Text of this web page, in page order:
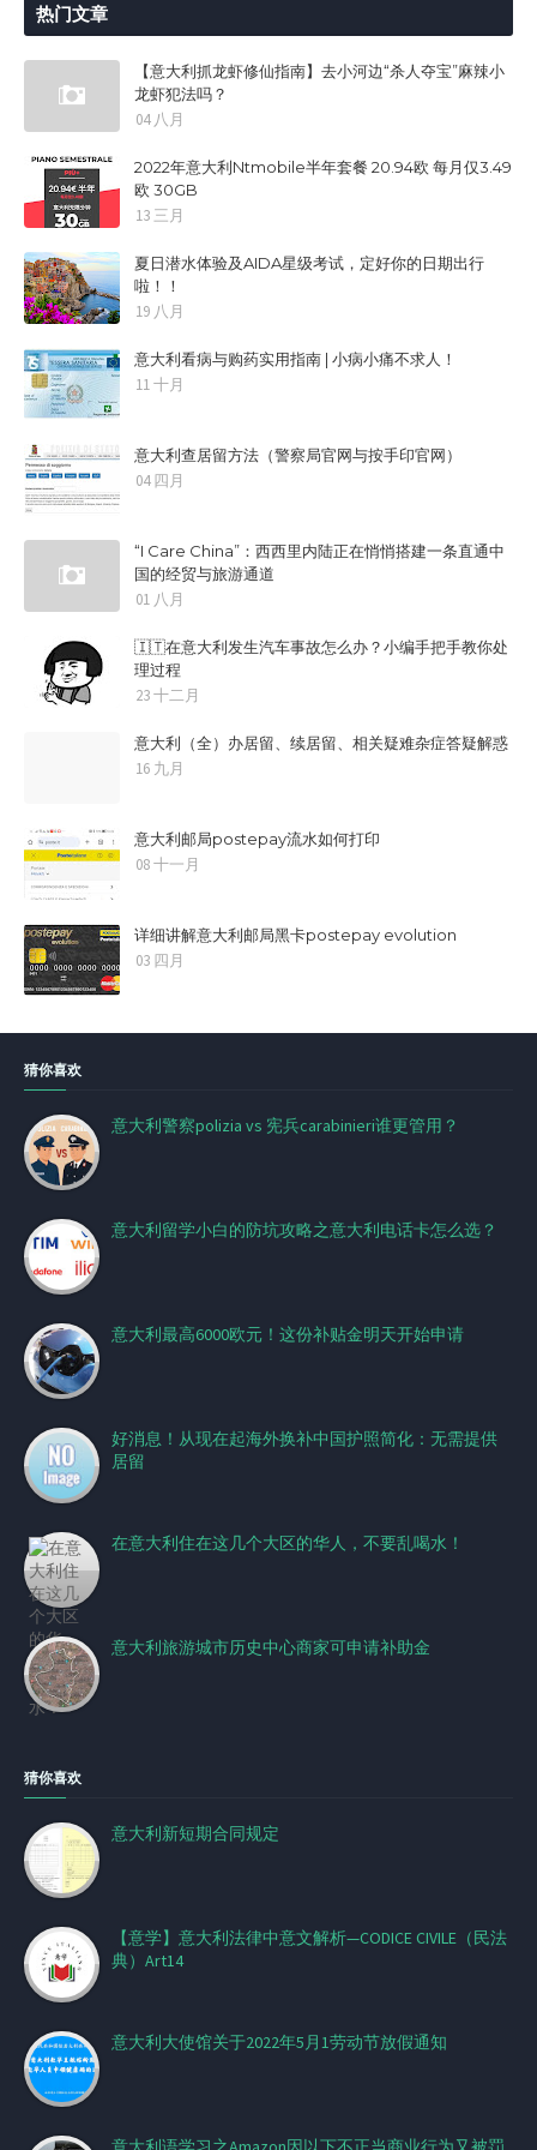
热门文章
【意大利抓龙虾修仙指南】去小河边“杀人夺宝”麻辣小
龙虾犯法吗？
04 八月
2022年意大利Ntmobile半年套餐 20.94欧 每月仅3.49
欧 30GB
13 三月
夏日潜水体验及AIDA星级考试，定好你的日期出行
啦！！
19 八月
意大利看病与购药实用指南 | 小病小痛不求人！
11 十月
意大利查居留方法（警察局官网与按手印官网）
04 四月
“I Care China”：西西里内陆正在悄悄搭建一条直通中
国的经贸与旅游通道
01 八月
🇮🇹在意大利发生汽车事故怎么办？小编手把手教你处
理过程
23 十二月
意大利（全）办居留、续居留、相关疑难杂症答疑解惑
16 九月
意大利邮局postepay流水如何打印
08 十一月
详细讲解意大利邮局黑卡postepay evolution
03 四月
猜你喜欢
意大利警察polizia vs 宪兵carabinieri谁更管用？
意大利留学小白的防坑攻略之意大利电话卡怎么选？
意大利最高6000欧元！这份补贴金明天开始申请
好消息！从现在起海外换补中国护照简化：无需提供
居留
在意大利住在这几个大区的华人，不要乱喝水！
意大利旅游城市历史中心商家可申请补助金
猜你喜欢
意大利新短期合同规定
【意学】意大利法律中意文解析—CODICE CIVILE（民法
典）Art14
意大利大使馆关于2022年5月1劳动节放假通知